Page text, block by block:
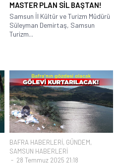
MASTER PLAN SİL BAŞTAN!
Samsun İl Kültür ve Turizm Müdürü
Süleyman Demirtaş, Samsun
Turizm...
BAFRA HABERLERİ, GÜNDEM,
SAMSUN HABERLERİ
28 Temmuz 2025 21:18